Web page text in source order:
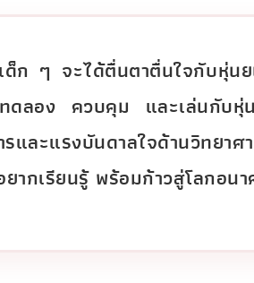
เด็ก ๆ จะได้ตื่นตาตื่นใจกับ
ลอง ควบคุม และเล่นกับหุ่น
รและแรงบันดาลใจด้านวิท
ยากเรียนรู้ พร้อมก้าวสู่โลกอน